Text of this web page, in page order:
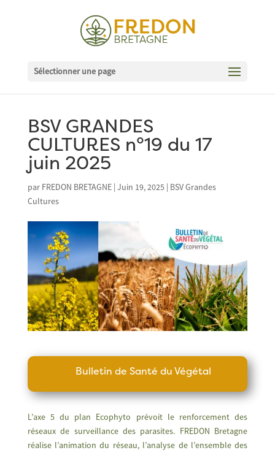
Sélectionner une page
BSV GRANDES
CULTURES n°19 du 17
juin 2025
par FREDON BRETAGNE| Juin 19, 2025| BSV Grandes
Cultures
Bulletin de Santé du Végétal
L’axe 5 du plan Ecophyto prévoit le renforcement des
réseaux de surveillance des parasites. FREDON Bretagne
réalise l’animation du réseau, l’analyse de l’ensemble des